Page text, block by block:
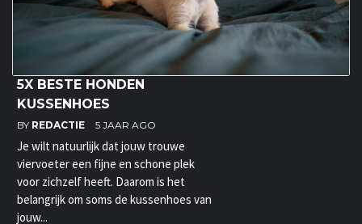
5X BESTE HONDEN
KUSSENHOES
BY REDACTIE 5 JAAR AGO
Je wilt natuurlijk dat jouw trouwe
viervoeter een fijne en schone plek
voor zichzelf heeft. Daarom is het
belangrijk om soms de kussenhoes van
jouw...